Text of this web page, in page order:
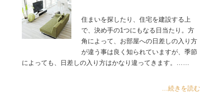
住まいを探したり、住宅を建設する上
で、決め手の1つにもなる日当たり。方
角によって、お部屋への日差しの入り方
が違う事は良く知られていますが、季節
によっても、日差しの入り方はかなり違ってきます。……
...続きを読む